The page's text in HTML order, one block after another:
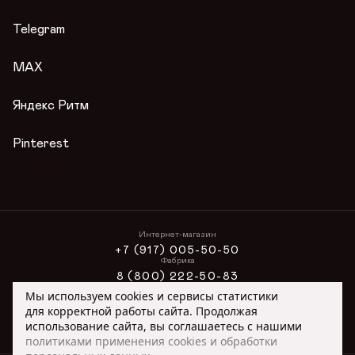
Telegram
MAX
Яндекс Ритм
Pinterest
Интернет-магазин
+7 (917) 005-50-50
Фабрика
8 (800) 222-50-83
ONLINE@ORIMEX.RU
Сотрудничество
ORIMEX@ORIMEX.RU
Мы используем cookies и сервисы статистики
для корректной работы сайта. Продолжая
использование сайта, вы соглашаетесь с нашими
политиками применения cookies и обработки